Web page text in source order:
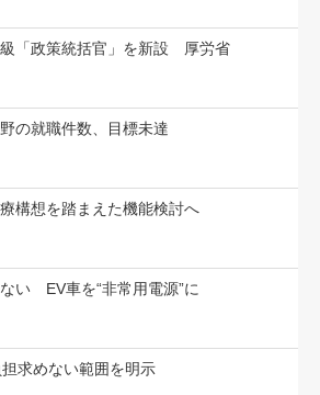
「政策統括官」を新設 厚労省
の就職件数、目標未達
構想を踏まえた機能検討へ
い EV車を“非常用電源”に
求めない範囲を明示